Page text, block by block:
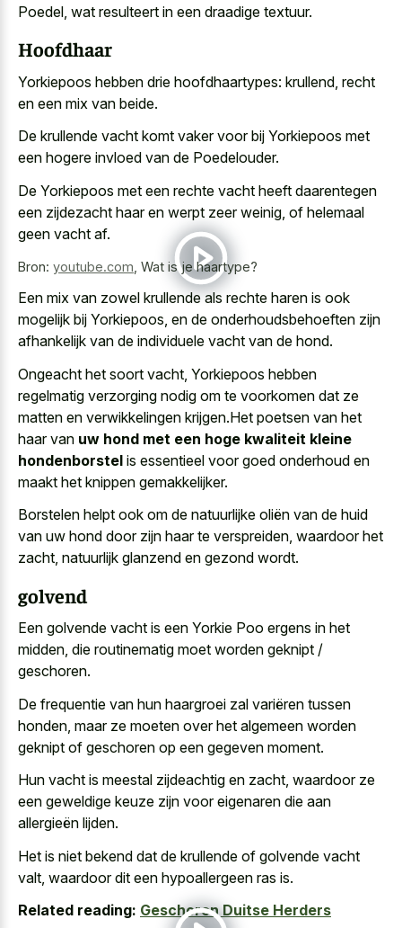
Poedel, wat resulteert in een draadige textuur.
Hoofdhaar
Yorkiepoos hebben drie hoofdhaartypes: krullend, recht
en een mix van beide.
De krullende vacht komt vaker voor bij Yorkiepoos met
een hogere invloed van de Poedelouder.
De Yorkiepoos met een rechte vacht heeft daarentegen
een zijdezacht haar en werpt zeer weinig, of helemaal
geen vacht af.
Bron: youtube.com Wat is je haartype?
Een mix van zowel krullende als rechte haren is ook
mogelijk bij Yorkiepoos, en de onderhoudsbehoeften zijn
afhankelijk van de individuele vacht van de hond.
Ongeacht het soort vacht, Yorkiepoos hebben
regelmatig verzorging nodig om te voorkomen dat ze
matten en verwikkelingen krijgen.Het poetsen van het
haar van uw hond met een hoge kwaliteit kleine
hondenborstel is essentieel voor goed onderhoud en
maakt het knippen gemakkelijker.
Borstelen helpt ook om de natuurlijke oliën van de huid
van uw hond door zijn haar te verspreiden, waardoor het
zacht, natuurlijk glanzend en gezond wordt.
golvend
Een golvende vacht is een Yorkie Poo ergens in het
midden, die routinematig moet worden geknipt /
geschoren.
De frequentie van hun haargroei zal variëren tussen
honden, maar ze moeten over het algemeen worden
geknipt of geschoren op een gegeven moment.
Hun vacht is meestal zijdeachtig en zacht, waardoor ze
een geweldige keuze zijn voor eigenaren die aan
allergieën lijden.
Het is niet bekend dat de krullende of golvende vacht
valt, waardoor dit een hypoallergeen ras is.
Related reading: Geschoren Duitse Herders